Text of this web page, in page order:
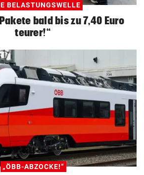
BELASTUNGSWELLE
bald bis zu 7,40 Euro
teurer!“
„ÖBB-ABZOCKE!“